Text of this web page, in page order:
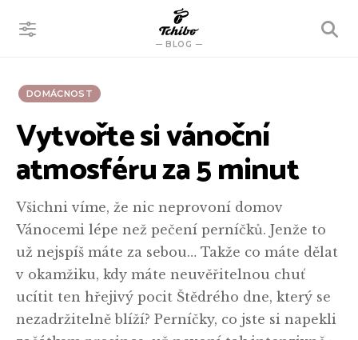
BLOG
VYHLEDÁVÁNÍ
DOMÁCNOST
Vytvořte si vánoční
atmosféru za 5 minut
Všichni víme, že nic neprovoní domov
Vánocemi lépe než pečení perníčků. Jenže to
už nejspíš máte za sebou… Takže co máte dělat
v okamžiku, kdy máte neuvěřitelnou chuť
ucítit ten hřejivý pocit Štědrého dne, který se
nezadržitelně blíží? Perníčky, co jste si napekli